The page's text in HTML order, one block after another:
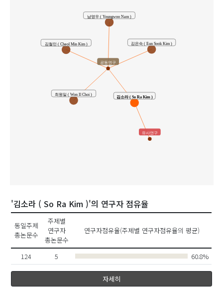
김은숙 ( Eun Sook Kim )
남영우 ( Youngwoo Nam )
김철민 ( Cheol Min Kim )
최원일 ( Won Il Choi )
김소라 ( So Ra Kim )
공동연구
유사연구
'김소라 ( So Ra Kim )'의 연구자 점유율
동일주제
총논문수
주제별
연구자
총논문수
연구자점유율(주제별 연구자점유율의 평균)
124 5 60.8%
자세히